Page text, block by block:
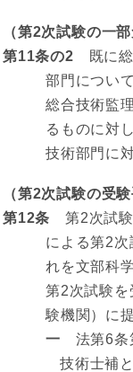
（第2次試験の一部
第11条の2 既に総
部門につい
総合技術監
るものに対
技術部門に
（第2次試験の受験
第12条 第2次試験
による第2次
れを文部科
第2次試験
験機関）に
一 法第6条
技術士補